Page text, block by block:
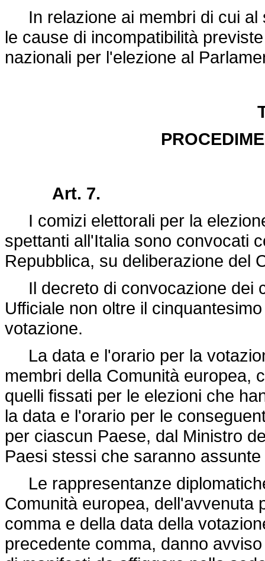
In relazione ai membri di cui al
le cause di incompatibilità
nazionali per l'elezione al
Art. 7.
I comizi elettorali per la
spettanti all'Italia sono convocati
Repubblica, su deliberazione del
Il decreto di convocazione dei
Ufficiale non oltre il
votazione.
La data e l'orario per la
membri della Comunità europea,
quelli fissati per le elezioni che
la data e l'orario per le
per ciascun Paese, dal Ministro
Paesi stessi che saranno
Le rappresentanze
Comunità europea, dell'avvenuta
comma e della data della
precedente comma, danno